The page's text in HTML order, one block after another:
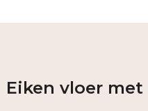
Eiken vloer